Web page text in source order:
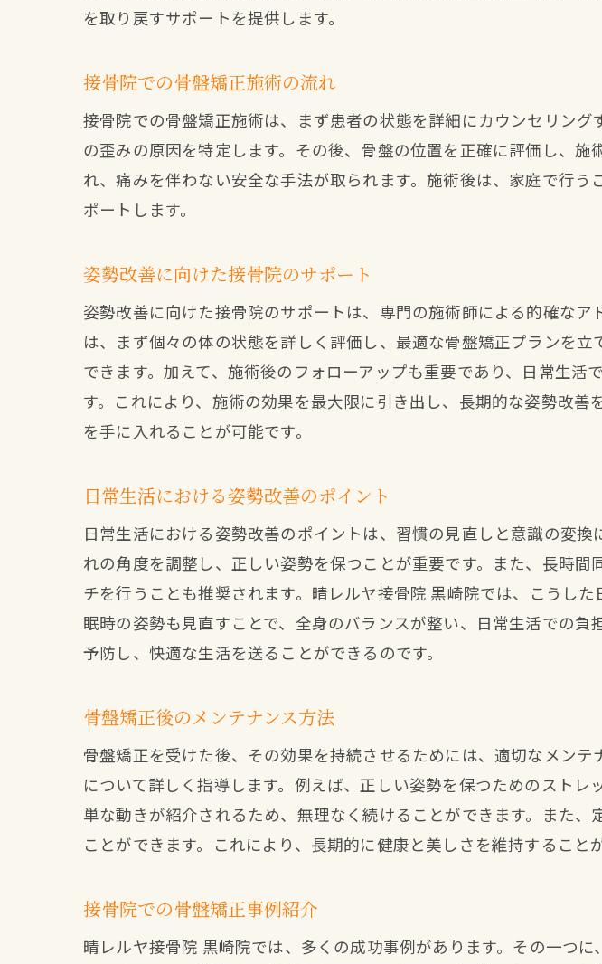
体のバランスを整え
骨盤矯正の効果を最
骨盤矯正がもたらす健
骨盤矯正がもたらす
接骨院で行う骨盤矯
健康改善を目指す骨
接骨院での骨盤矯正で痩
骨盤矯正が代謝を促
痩せやすい体質を作
実際に痩せた事例か
骨盤の歪みを正す接骨院
接骨院での骨盤矯正
骨盤の歪みが健康に
骨盤矯正施術の安全
を取り戻すサポートを提供します。
接骨院での骨盤矯正施術の流れ
接骨院での骨盤矯正施術は、まず患者の状態を詳細にカウンセリン
の歪みの原因を特定します。その後、骨盤の位置を正確に評価し、
れ、痛みを伴わない安全な手法が取られます。施術後は、家庭で行
ポートします。
姿勢改善に向けた接骨院のサポート
姿勢改善に向けた接骨院のサポートは、専門の施術師による的確な
は、まず個々の体の状態を詳しく評価し、最適な骨盤矯正プランを
できます。加えて、施術後のフォローアップも重要であり、日常生
す。これにより、施術の効果を最大限に引き出し、長期的な姿勢改
を手に入れることが可能です。
日常生活における姿勢改善のポイント
日常生活における姿勢改善のポイントは、習慣の見直しと意識の変
れの角度を調整し、正しい姿勢を保つことが重要です。また、長時
チを行うことも推奨されます。晴レルヤ接骨院 黒崎院では、こうし
眠時の姿勢も見直すことで、全身のバランスが整い、日常生活での
予防し、快適な生活を送ることができるのです。
骨盤矯正後のメンテナンス方法
骨盤矯正を受けた後、その効果を持続させるためには、適切なメン
について詳しく指導します。例えば、正しい姿勢を保つためのスト
単な動きが紹介されるため、無理なく続けることができます。また
ことができます。これにより、長期的に健康と美しさを維持すること
接骨院での骨盤矯正事例紹介
晴レルヤ接骨院 黒崎院では、多くの成功事例があります。その一つ